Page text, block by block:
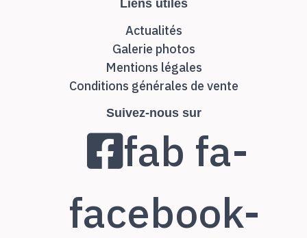
Liens utiles
Actualités
Galerie photos
Mentions légales
Conditions générales de vente
Suivez-nous sur
fab fa-
facebook-